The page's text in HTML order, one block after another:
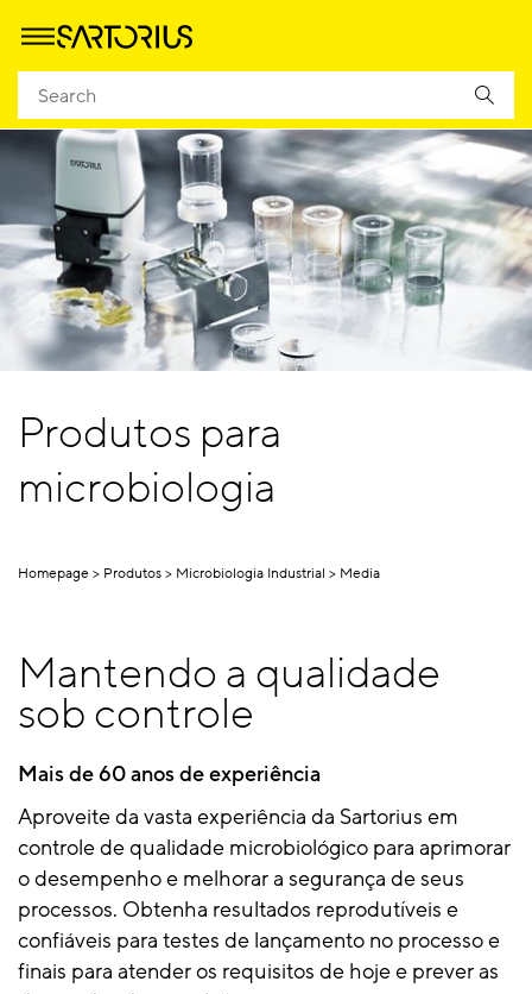
Produtos para
microbiologia
Homepage Produtos Microbiologia Industrial Media
Mantendo a qualidade
sob controle
Mais de 60 anos de experiência
Aproveite da vasta experiência da Sartorius em
controle de qualidade microbiológico para aprimorar
o desempenho e melhorar a segurança de seus
processos. Obtenha resultados reprodutíveis e
confiáveis para testes de lançamento no processo e
finais para atender os requisitos de hoje e prever as